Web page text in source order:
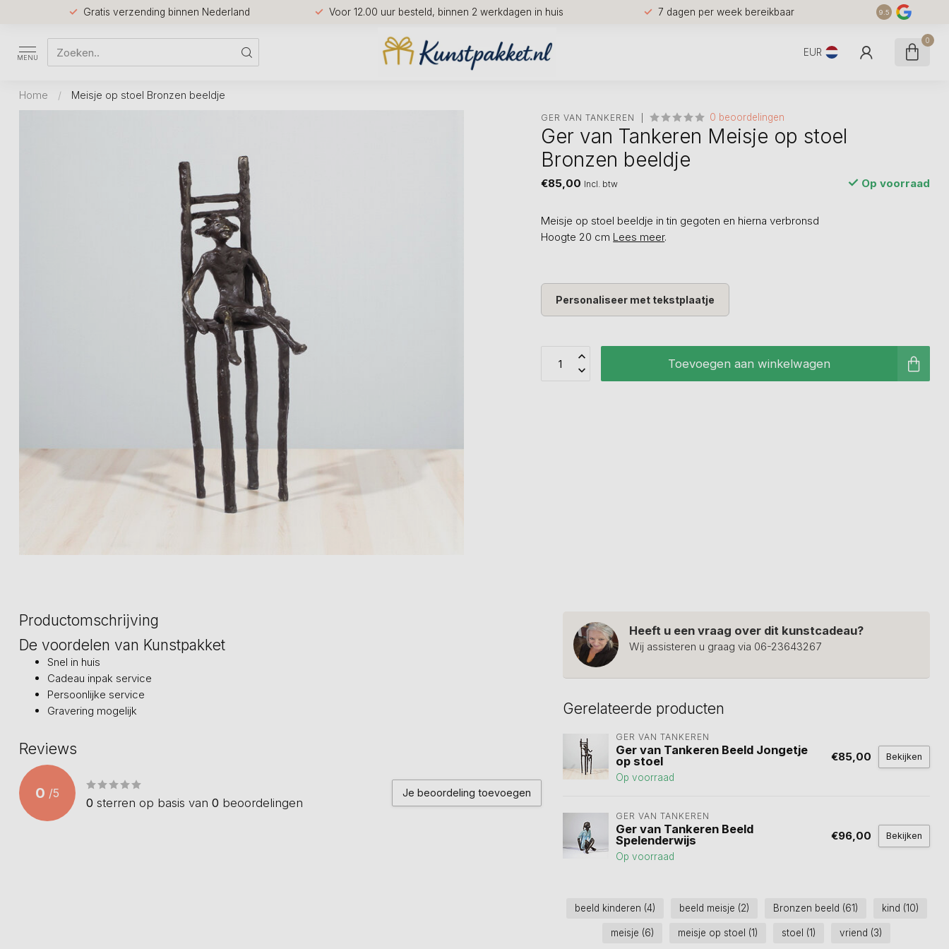
Gratis verzending binnen Nederland Voor 12.00 uur besteld, binnen 2 werkdagen in huis 7 dagen per week bereikbaar 9.5
MENU EUR
0
Home / Meisje op stoel Bronzen beeldje
GER VAN TANKEREN 0 beoordelingen
Ger van Tankeren Meisje op stoel
Bronzen beeldje
€85,00 Incl. btw Op voorraad
Meisje op stoel beeldje in tin gegoten en hierna verbronsd
Hoogte 20 cm Lees meer.
Personaliseer met tekstplaatje
Toevoegen aan winkelwagen
Productomschrijving
De voordelen van Kunstpakket
Snel in huis
Cadeau inpak service
Persoonlijke service
Gravering mogelijk
Reviews
0 /5
0 sterren op basis van 0 beoordelingen
Je beoordeling toevoegen
Heeft u een vraag over dit kunstcadeau?
Wij assisteren u graag via 06-23643267
Gerelateerde producten
GER VAN TANKEREN
Ger van Tankeren Beeld Jongetje
op stoel
Op voorraad
€85,00 Bekijken
GER VAN TANKEREN
Ger van Tankeren Beeld
Spelenderwijs
Op voorraad
€96,00 Bekijken
beeld kinderen (4) beeld meisje (2) Bronzen beeld (61) kind (10)
meisje (6) meisje op stoel (1) stoel (1) vriend (3)